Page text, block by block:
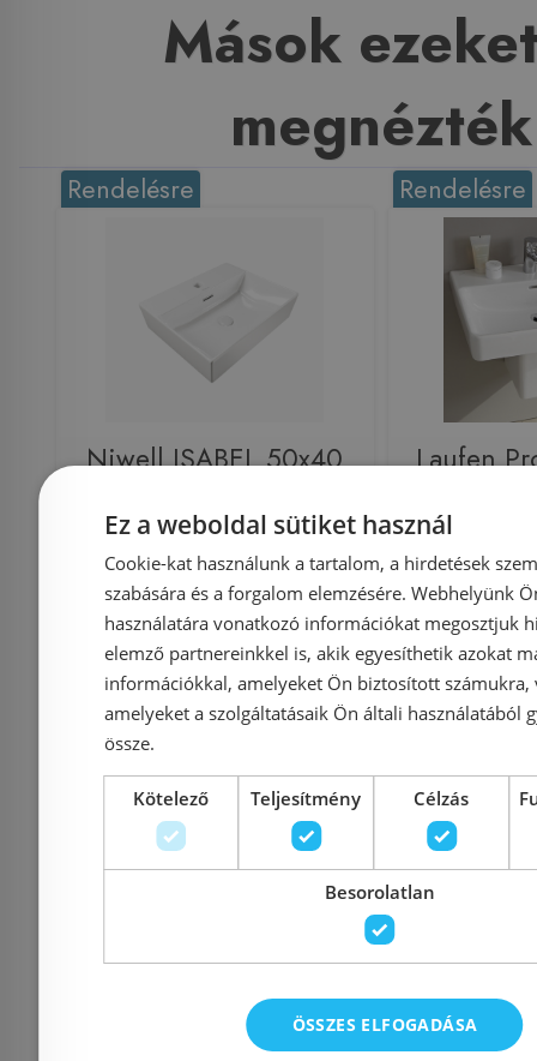
Mások
megnézték
Rendelésre
Niwell ISABEL 50x40
szerelhető mosdó, fehér
COMP-NWSZ-ISA5040
Azonosító: 184822
Cikkszám: COMP-NWSZ-
ISA5040
39 990 Ft
Kosárba
Rendelésre
Laufen
Cikkszám:
41 041 Ft
Ez a weboldal sütiket használ
Cookie-kat használunk a tartalom, a hirdetések
szabására és a forgalom elemzésére. Webhelyünk
használatára vonatkozó információkat megosztjuk
elemző partnereinkkel is, akik egyesíthetik azokat
információkkal, amelyeket Ön biztosított számukra,
amelyeket a szolgáltatásaik Ön általi használatából
össze.
Kötelező Teljesítmény Célzás
Besorolatlan
ÖSSZES ELFOGADÁSA